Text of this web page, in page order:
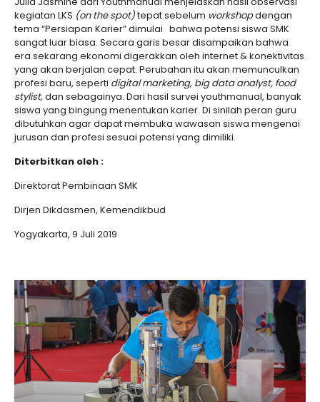
kegiatan LKS (on the spot)tepat sebelum workshopdengan
tema “Persiapan Karier” dimulai bahwa potensi siswa SMK
sangat luar biasa. Secara garis besar disampaikan bahwa
era sekarang ekonomi digerakkan oleh internet & konektivitas
yang akan berjalan cepat. Perubahan itu akan memunculkan
profesi baru, seperti digital marketing, big data analyst, food
stylist,dan sebagainya. Dari hasil survei youthmanual, banyak
siswa yang bingung menentukan karier. Di sinilah peran guru
dibutuhkan agar dapat membuka wawasan siswa mengenai
jurusan dan profesi sesuai potensi yang dimiliki.
Diterbitkan oleh :
Direktorat Pembinaan SMK
Dirjen Dikdasmen, Kemendikbud
Yogyakarta, 9 Juli 2019